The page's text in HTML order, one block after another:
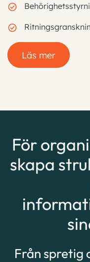
Läs mer
För
skapa
Från spretig